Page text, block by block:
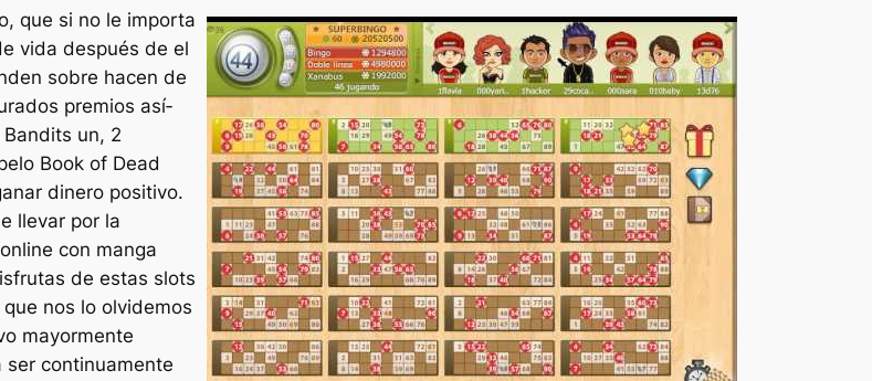
que si no le importa
vida después de el
sobre hacen de
premios así­
un, 2
Book of Dead
dinero positivo.
llevar por la
con manga
de estas slots
nos lo olvidemos
mayormente
ser continuamente